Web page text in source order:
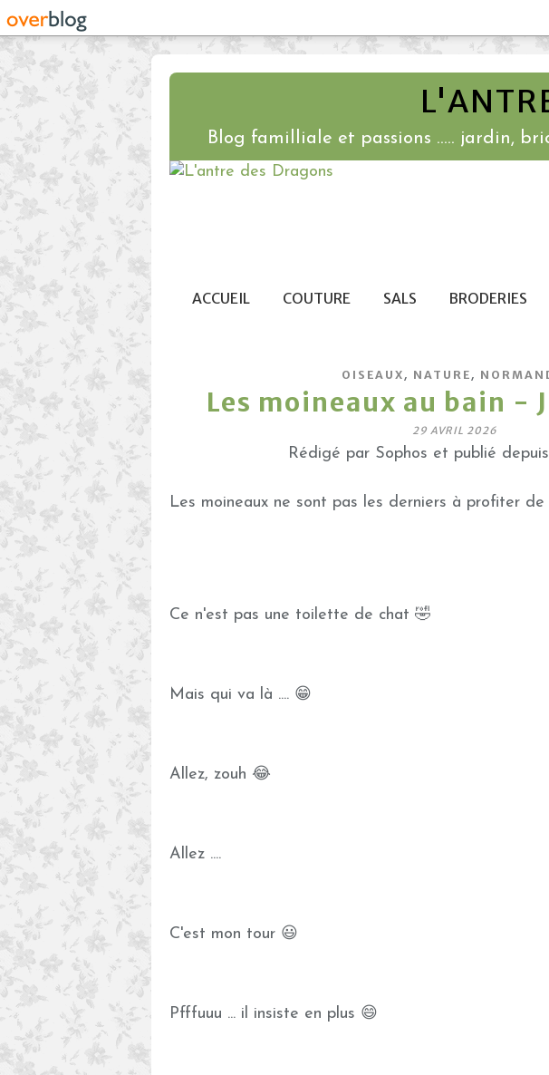
Blog familliale et passions ..... jardin,
ACCUEIL COUTURE SALS BRODERIES
OISEAUX, NATURE,
Les moineaux au bain -
29 AVRIL 2026
Rédigé par Sophos et publié
Les moineaux ne sont pas les derniers à profiter
Ce n'est pas une toilette de chat 🤣
Mais qui va là .... 😁
Allez, zouh 😂
Allez ....
C'est mon tour 😃
Pfffuuu ... il insiste en plus 😄